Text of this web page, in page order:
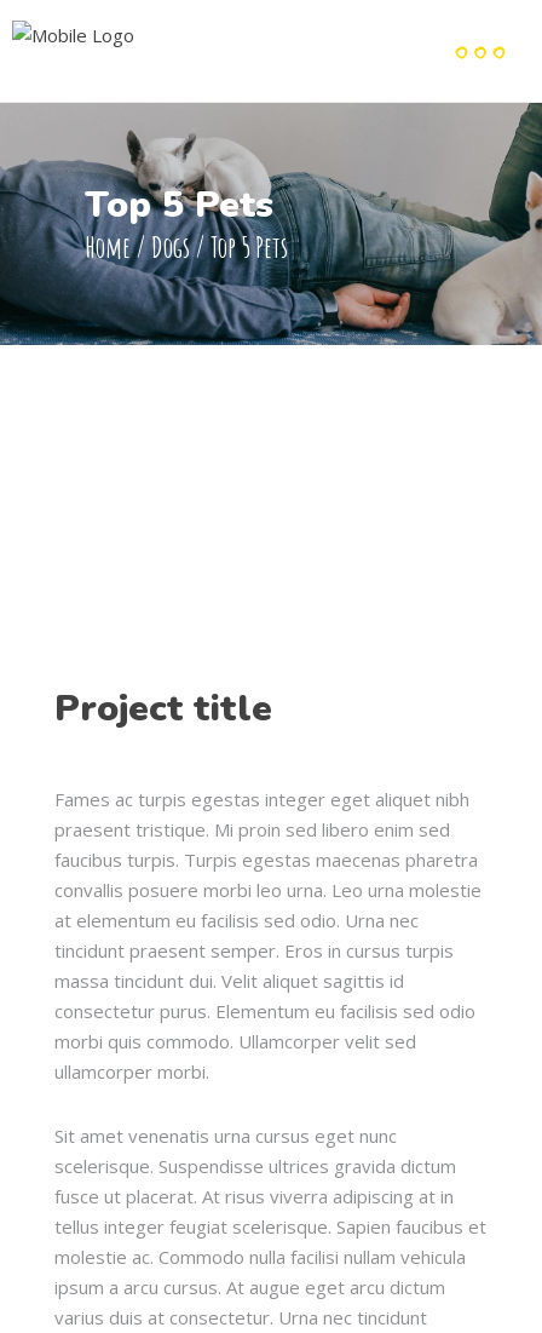
Top 5 Pets
Home/Dogs/Top 5 Pets
Project title
Fames ac turpis egestas integer eget aliquet nibh
praesent tristique. Mi proin sed libero enim sed
faucibus turpis. Turpis egestas maecenas pharetra
convallis posuere morbi leo urna. Leo urna molestie
at elementum eu facilisis sed odio. Urna nec
tincidunt praesent semper. Eros in cursus turpis
massa tincidunt dui. Velit aliquet sagittis id
consectetur purus. Elementum eu facilisis sed odio
morbi quis commodo. Ullamcorper velit sed
ullamcorper morbi.
Sit amet venenatis urna cursus eget nunc
scelerisque. Suspendisse ultrices gravida dictum
fusce ut placerat. At risus viverra adipiscing at in
tellus integer feugiat scelerisque. Sapien faucibus et
molestie ac. Commodo nulla facilisi nullam vehicula
ipsum a arcu cursus. At augue eget arcu dictum
varius duis at consectetur. Urna nec tincidunt